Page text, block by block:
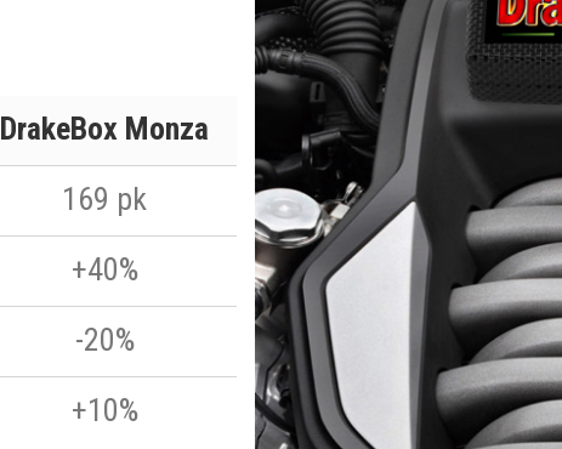
DrakeBox Monza
169 pk
+40%
-20%
+10%